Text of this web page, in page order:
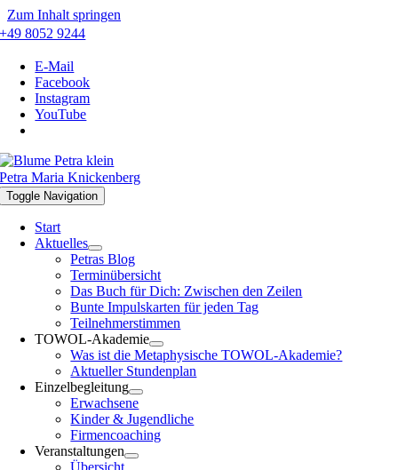
Zum Inhalt springen
+49 8052 9244
E-Mail
Facebook
Instagram
YouTube
Petra Maria Knickenberg
Toggle Navigation
Start
Aktuelles
Petras Blog
Terminübersicht
Das Buch für Dich: Zwischen den Zeilen
Bunte Impulskarten für jeden Tag
Teilnehmerstimmen
TOWOL-Akademie
Was ist die Metaphysische TOWOL-Akademie?
Aktueller Stundenplan
Einzelbegleitung
Erwachsene
Kinder & Jugendliche
Firmencoaching
Veranstaltungen
Übersicht